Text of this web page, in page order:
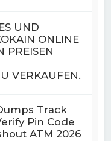
UND
ONLINE
PREISEN
VERKAUFEN.
Track
Pin Code
ATM 2026